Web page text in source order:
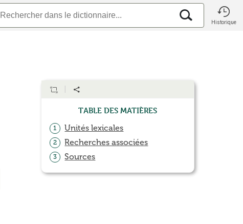
Historique
Table des matières
1 Unités lexicales
2 Recherches associées
3 Sources